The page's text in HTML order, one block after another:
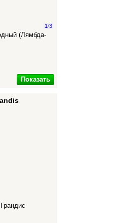
1/3
(Лямбда-
Показать